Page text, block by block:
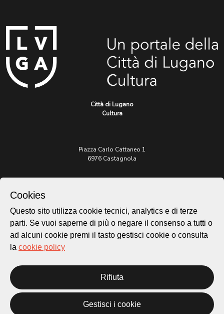
Città di Lugano
Cultura
Piazza Carlo Cattaneo 1
6976 Castagnola
patrimonio@lugano.ch
t. +41 58 866 68 50
Sito istituzionale:
Cookie policy
Privacy Policy
Homepage
Cookies
Questo sito utilizza cookie tecnici, analytics e di terze
parti. Se vuoi saperne di più o negare il consenso a tutti o
ad alcuni cookie premi il tasto gestisci cookie o consulta
la cookie policy
Rifiuta
Gestisci i cookie